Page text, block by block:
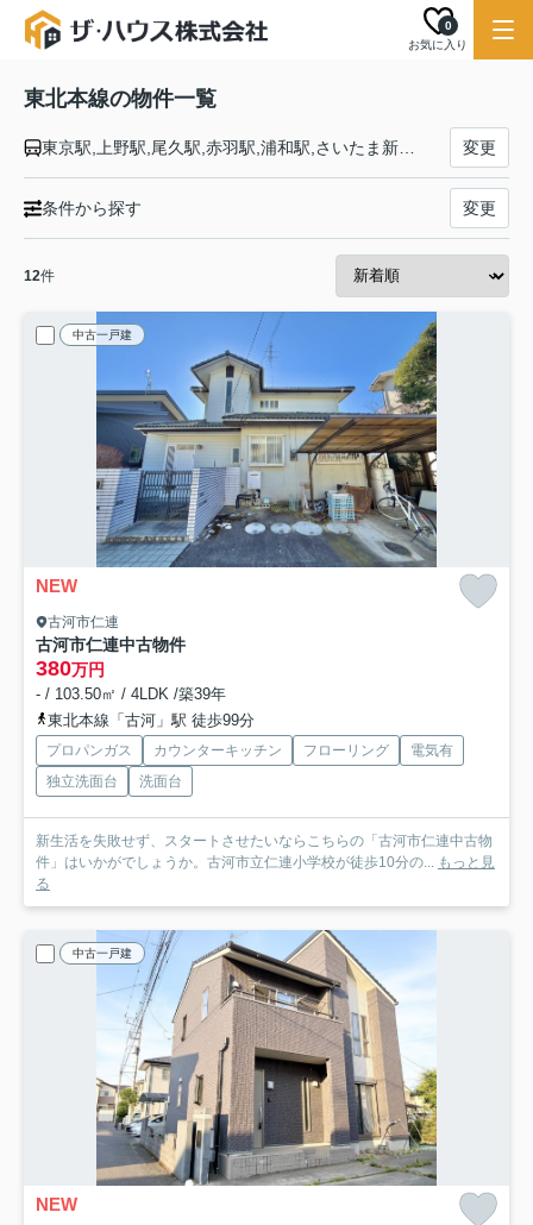
お気に入り
0
東北本線の物件一覧
変更
条件から探す 変更
12件
中古一戸建
NEW
古河市仁連
古河市仁連中古物件
380万円
- / 103.50㎡ / 4LDK /築39年
東北本線「古河」駅 徒歩99分
プロパンガス カウンターキッチン フローリング
電気有
独立洗面台
洗面台
新生活を失敗せず、スタートさせたいならこちらの「古河市仁連中古物
件」はいかがでしょうか。古河市立仁連小学校が徒歩10分の... もっと見
る
中古一戸建
NEW